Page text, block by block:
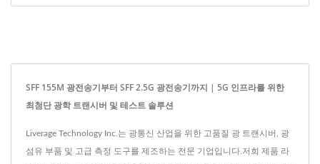
SFF 155M 광전송기부터 SFF 2.5G 광전송기까지 | 5G 인프라를 위한
최첨단 광학 트랜시버 및 테스트 솔루션
Liverage Technology Inc.는 광통신 산업을 위한 고품질 광 트랜시버, 광
섬유 부품 및 고급 측정 도구를 제조하는 전문 기업입니다.저희 제품 라